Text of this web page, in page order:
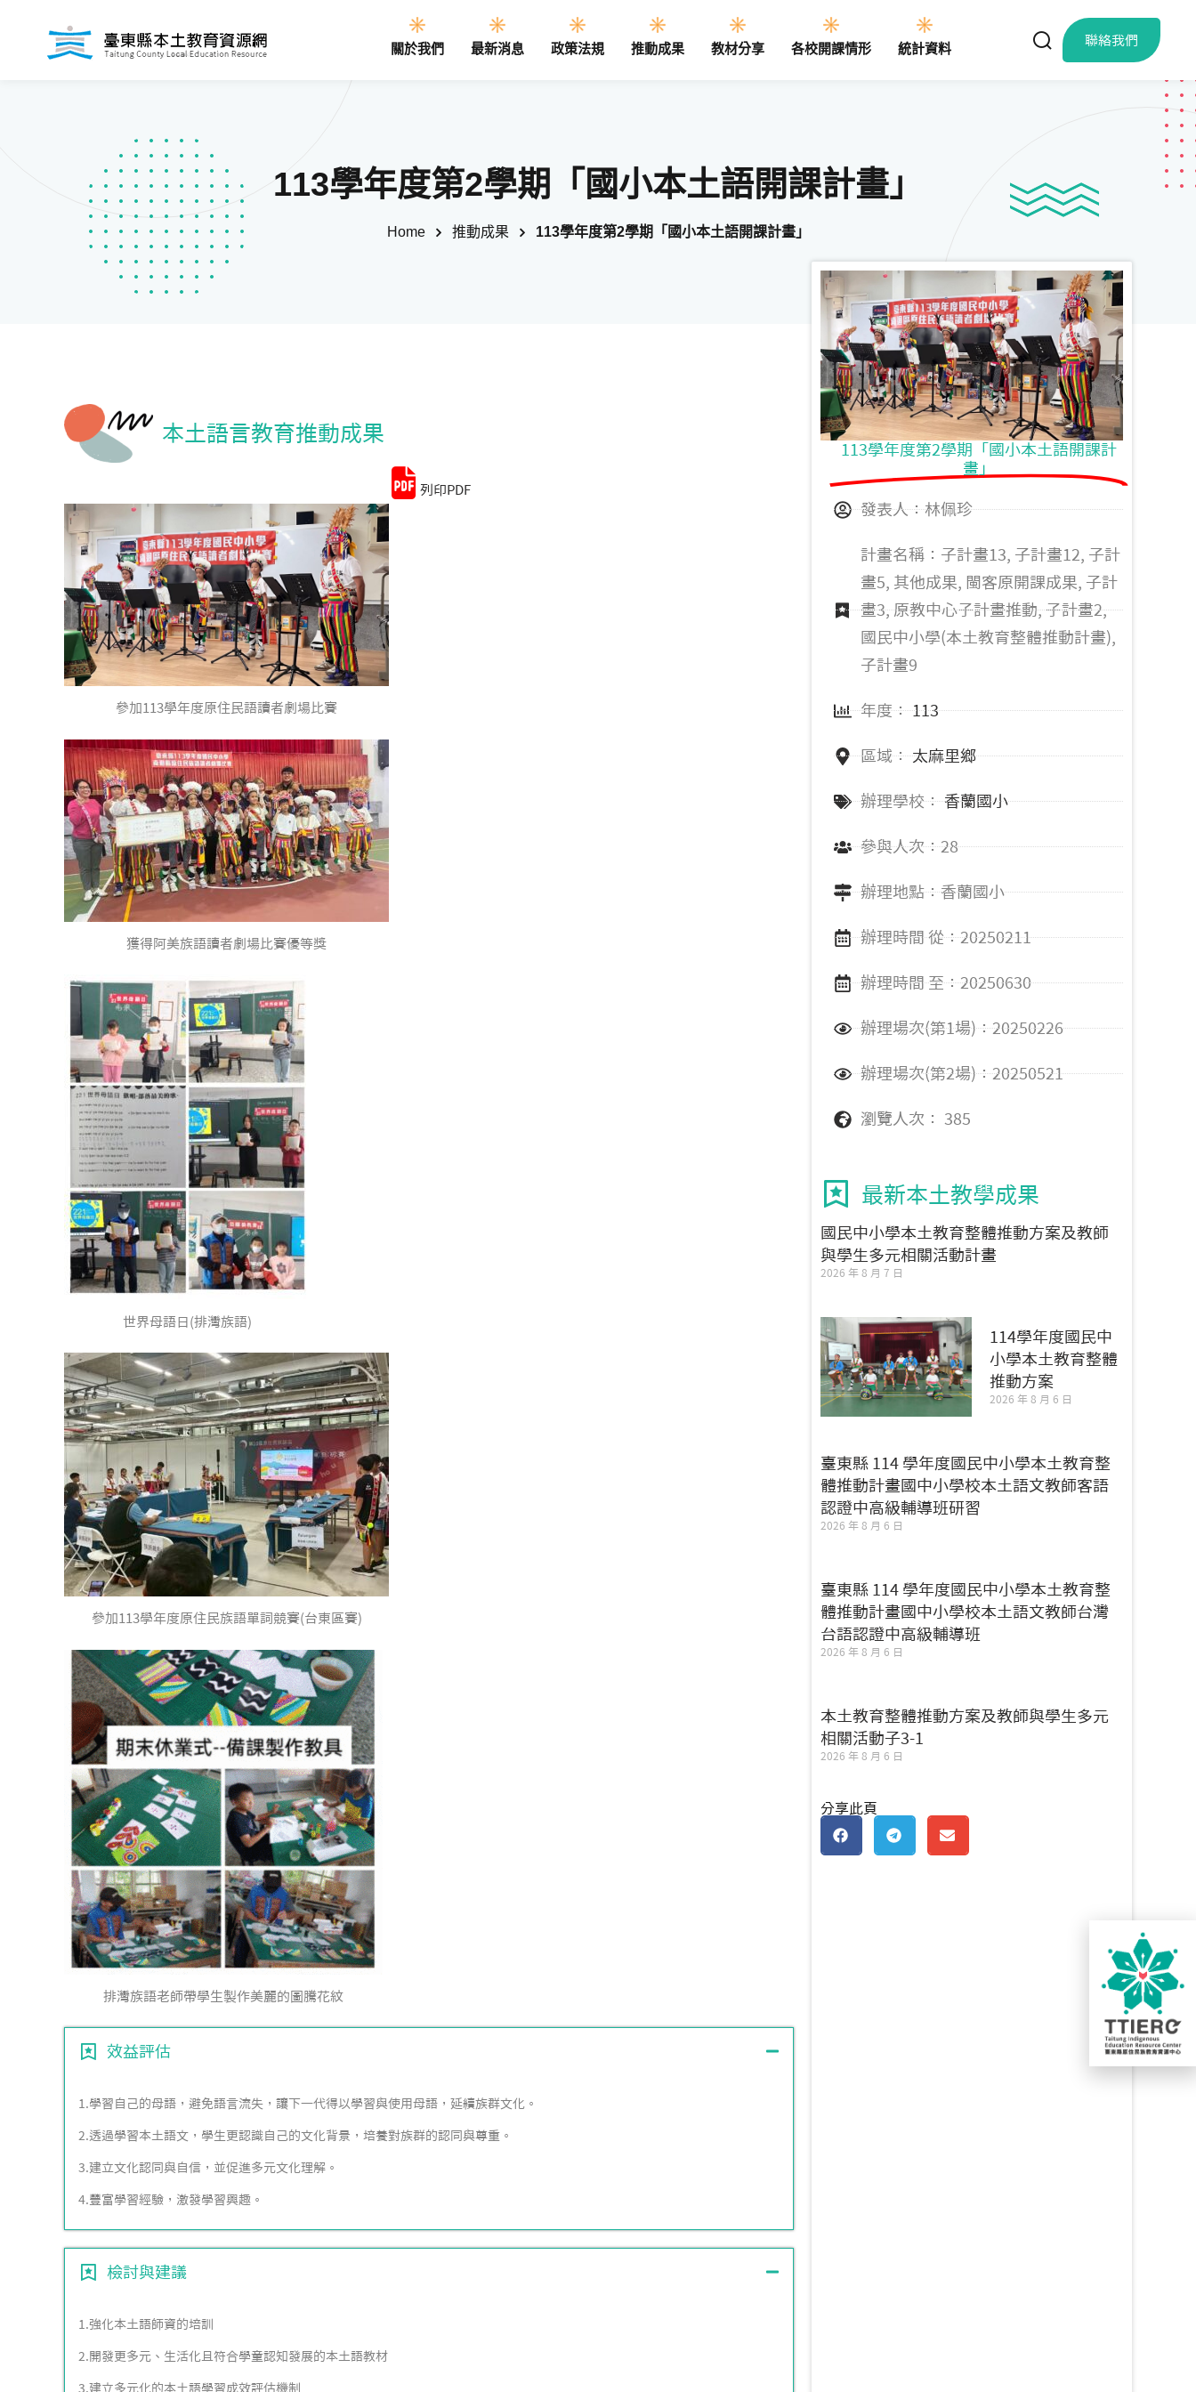
關於我們 最新消息 政策法規 推動成果 教材分享 各校開課情形 統計資料 聯絡我們
113學年度第2學期「國小本土語開課計畫」
Home 推動成果 113學年度第2學期「國小本土語開課計畫」
本土語言教育推動成果
列印PDF
參加113學年度原住民語讀者劇場比賽
獲得阿美族語讀者劇場比賽優等獎
世界母語日(排灣族語)
參加113學年度原住民族語單詞競賽(台東區賽)
排灣族語老師帶學生製作美麗的圖騰花紋
效益評估
1.學習自己的母語，避免語言流失，讓下一代得以學習與使用母語，延續族群文化。
2.透過學習本土語文，學生更認識自己的文化背景，培養對族群的認同與尊重。
3.建立文化認同與自信，並促進多元文化理解。
4.豐富學習經驗，激發學習興趣。
檢討與建議
1.強化本土語師資的培訓
2.開發更多元、生活化且符合學童認知發展的本土語教材
3.建立多元化的本土語學習成效評估機制
113學年度第2學期「國小本土語開課計
畫」
發表人：林佩珍
計畫名稱：子計畫13, 子計畫12, 子計
畫5, 其他成果, 閩客原開課成果, 子計
畫3, 原教中心子計畫推動, 子計畫2,
國民中小學(本土教育整體推動計畫),
子計畫9
年度： 113
區域： 太麻里鄉
辦理學校： 香蘭國小
參與人次：28
辦理地點：香蘭國小
辦理時間 從：20250211
辦理時間 至：20250630
辦理場次(第1場)：20250226
辦理場次(第2場)：20250521
瀏覽人次： 385
最新本土教學成果
國民中小學本土教育整體推動方案及教師
與學生多元相關活動計畫
2026 年 8 月 7 日
114學年度國民中
小學本土教育整體
推動方案
2026 年 8 月 6 日
臺東縣 114 學年度國民中小學本土教育整
體推動計畫國中小學校本土語文教師客語
認證中高級輔導班研習
2026 年 8 月 6 日
臺東縣 114 學年度國民中小學本土教育整
體推動計畫國中小學校本土語文教師台灣
台語認證中高級輔導班
2026 年 8 月 6 日
本土教育整體推動方案及教師與學生多元
相關活動子3-1
2026 年 8 月 6 日
分享此頁
Sign in